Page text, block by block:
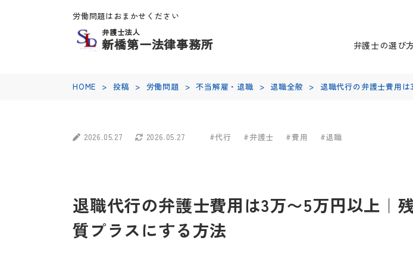
労働問題はおまかせください
弁護士法人
新橋第一法律事務所
弁護士の選び方
HOME > 投稿 > 労働問題 > 不当解雇・退職 > 退職全般 > 退職代行の弁護士費用
2026.05.27 2026.05.27 #代行 #弁護士 #費用 #退職
退職代行の弁護士費用は3万〜5万円以上｜
質プラスにする方法